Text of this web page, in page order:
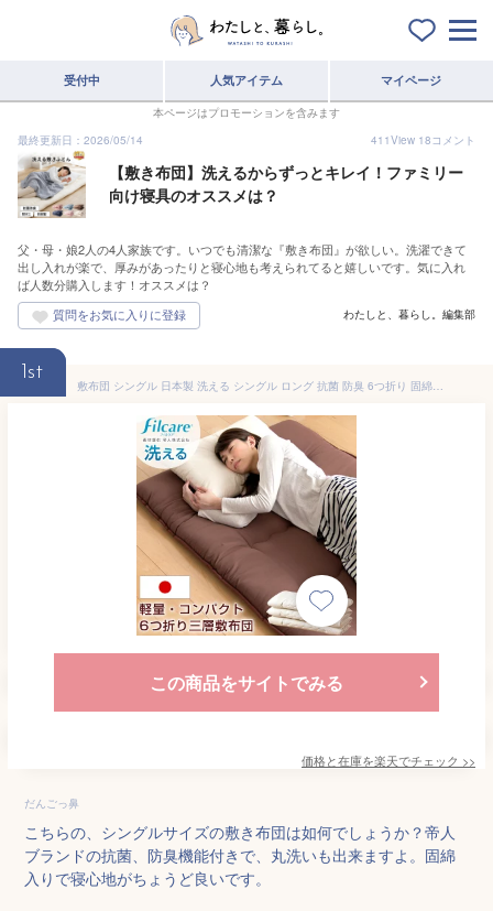
受付中 人気アイテム マイページ
本ページはプロモーションを含みます
最終更新日：2026/05/14
411View 18コメント
【敷き布団】洗えるからずっとキレイ！ファミリー
向け寝具のオススメは？
父・母・娘2人の4人家族です。いつでも清潔な『敷き布団』が欲しい。洗濯できて
出し入れが楽で、厚みがあったりと寝心地も考えられてると嬉しいです。気に入れ
ば人数分購入します！オススメは？
わたしと、暮らし。編集部
1st
敷布団 シングル 日本製 洗える シングル ロング 抗菌 防臭 6つ折り 固綿入り 敷布団 三層 敷き布団 収納ケース 軽量 フィルケア (R) 帝人 国産 布団 六つ折り コンパクト 車中泊 車内泊 キャンプ 来客用 お昼寝 お昼寝マット
この商品をサイトでみる
価格と在庫を楽天でチェック >>
だんごっ鼻
こちらの、シングルサイズの敷き布団は如何でしょうか？帝人
ブランドの抗菌、防臭機能付きで、丸洗いも出来ますよ。固綿
入りで寝心地がちょうど良いです。